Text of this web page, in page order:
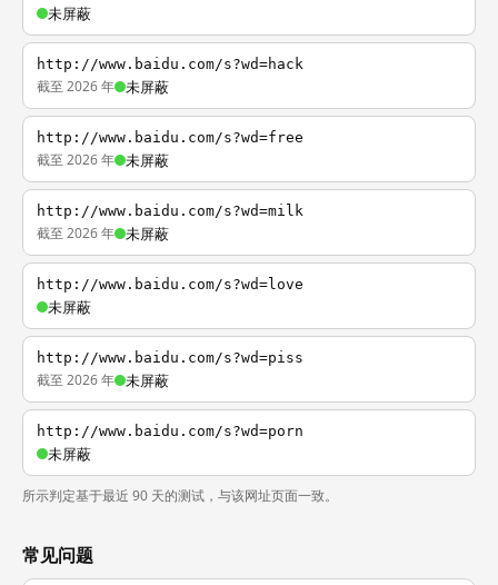
未屏蔽
http://www.baidu.com/s?wd=hack
截至 2026 年 未屏蔽
http://www.baidu.com/s?wd=free
截至 2026 年 未屏蔽
http://www.baidu.com/s?wd=milk
截至 2026 年 未屏蔽
http://www.baidu.com/s?wd=love
未屏蔽
http://www.baidu.com/s?wd=piss
截至 2026 年 未屏蔽
http://www.baidu.com/s?wd=porn
未屏蔽
所示判定基于最近 90 天的测试，与该网址页面一致。
常见问题